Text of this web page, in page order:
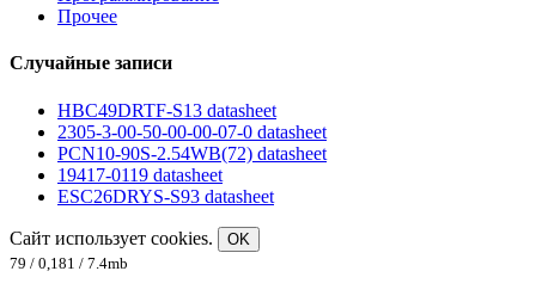
Прочее
Случайные записи
HBC49DRTF-S13 datasheet
2305-3-00-50-00-00-07-0 datasheet
PCN10-90S-2.54WB(72) datasheet
19417-0119 datasheet
ESC26DRYS-S93 datasheet
Сайт использует cookies.
OK
79 / 0,181 / 7.4mb